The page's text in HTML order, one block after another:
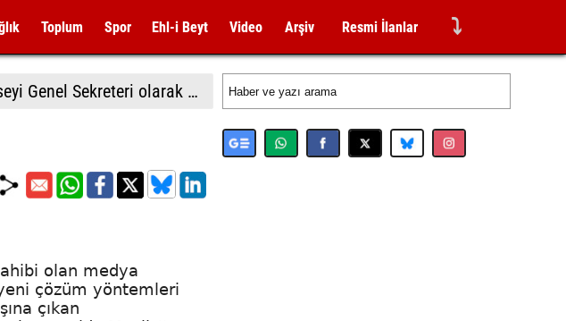
Toplum Spor Ehl-i Beyt Video Arşiv Resmi İlanlar ⤵
Hamaney, askeri danışmanı Rızai'yi İran Ulusal Güvenlik Yüksek Konseyi Genel Sekreteri olarak görevlendirdi
olan medya
çözüm yöntemleri
çıkan